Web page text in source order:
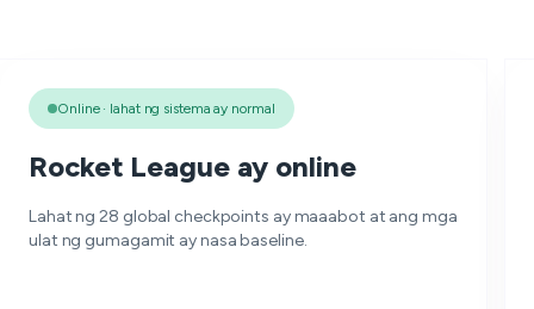
Online · lahat ng sistema ay normal
Rocket League ay online
Lahat ng 28 global checkpoints ay maaabot at ang mga
ulat ng gumagamit ay nasa baseline.